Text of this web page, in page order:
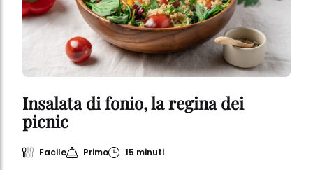
Insalata di fonio, la regina dei
picnic
Facile Primo 15 minuti